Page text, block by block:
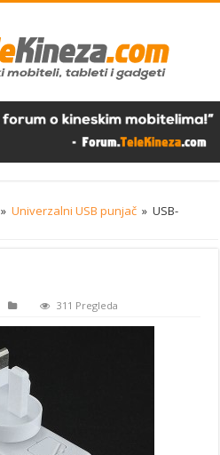
» Univerzalni USB punjač » USB-
311 Pregleda